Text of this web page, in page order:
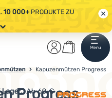
10 000+PRODUKTE ZU
& WANDERAUSRÜSTUNG.
Alle Aktionen
Anmelden
Warenkorb
Menu
4campingshop.de
Kapuzenmützen Progress
Progress
auf Lager. Ab 60 €